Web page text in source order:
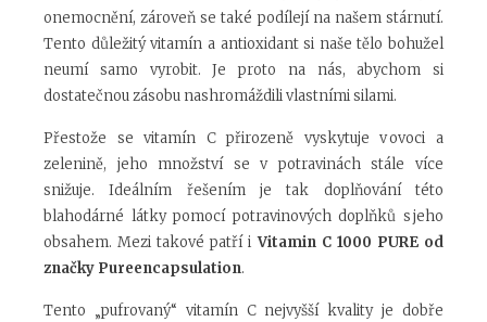
onemocnění, zároveň se také podílejí na našem stárnutí.
Tento důležitý vitamín a antioxidant si naše tělo bohužel
neumí samo vyrobit. Je proto na nás, abychom si
dostatečnou zásobu nashromáždili vlastními silami.
Přestože se vitamín C přirozeně vyskytuje v ovoci a
zelenině, jeho množství se v potravinách stále více
snižuje. Ideálním řešením je tak doplňování této
blahodárné látky pomocí potravinových doplňků s jeho
obsahem. Mezi takové patří i Vitamin C 1000 PURE od
značky Pureencapsulation.
Tento „pufrovaný“ vitamín C nejvyšší kvality je dobře